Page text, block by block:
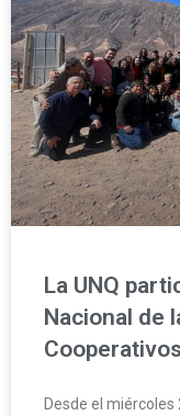
La UNQ
Nacional de
Desde el